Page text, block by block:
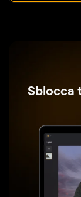
Sblocca